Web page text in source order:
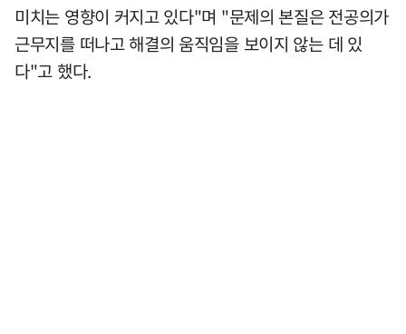
미치는 영향이 커지고 있다"며 "문제의 본질은 전공의가
근무지를 떠나고 해결의 움직임을 보이지 않는 데 있
다"고 했다.